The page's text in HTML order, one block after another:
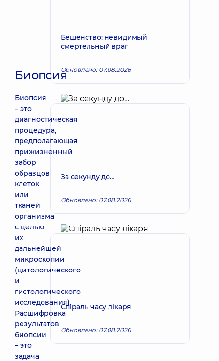
Биопсия
Биопсия
– это
диагностическая
процедура,
предполагающая
прижизненный
забор
образцов
клеток
или
тканей
организма
с целью
их
дальнейшей
микроскопии
(цитологического
и
гистологического
исследования).
Расшифровка
результатов
биопсии
– это
задача
Бешенство: невидимый
смертельный враг
Обновлено: 07.08.2026
За секунду до…
Обновлено: 07.08.2026
Спіраль часу лікаря
Обновлено: 07.08.2026